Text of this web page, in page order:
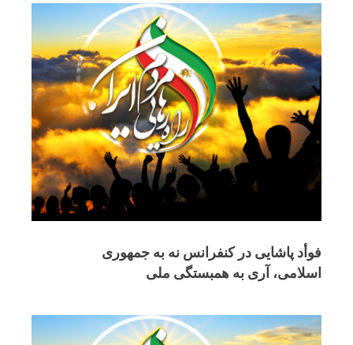
فوأد پاشایی در کنفرانس نه به جمهوری
اسلامی، آری به همبستگی ملی